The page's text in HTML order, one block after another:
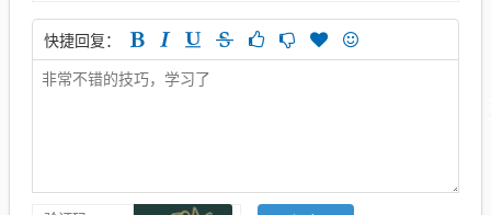
快捷回复：